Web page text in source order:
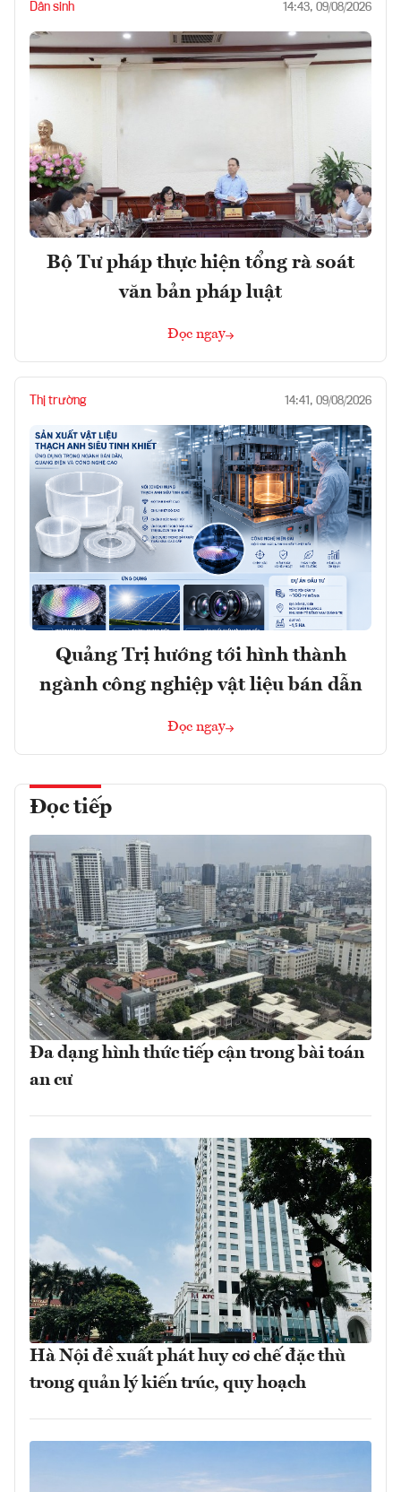
Dân sinh 14:43, 09/08/2026
Bộ Tư pháp thực hiện tổng rà soát
văn bản pháp luật
Đọc ngay
Thị trường 14:41, 09/08/2026
Quảng Trị hướng tới hình thành
ngành công nghiệp vật liệu bán dẫn
Đọc ngay
Đọc tiếp
Đa dạng hình thức tiếp cận trong bài toán
an cư
Hà Nội đề xuất phát huy cơ chế đặc thù
trong quản lý kiến trúc, quy hoạch